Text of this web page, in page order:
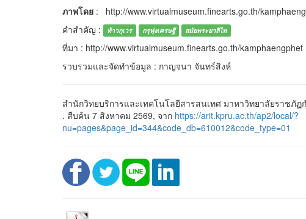
ภาพโดย : http://www.virtualmuseum.finearts.go.th/
คำสำคัญ :
ท้าวกุเวร กรุทุ่งเศรษฐี สมัยพระยาลิไท
ที่มา : http://www.virtualmuseum.finearts.go.th/kamphaengphet
รวบรวมและจัดทำข้อมูล : กาญจนา จันทร์สิงห์
สำนักวิทยบริการและเทคโนโลยีสารสนเทศ มาหาวิทยาลัยราชภัฏ
. สืบค้น 7 สิงหาคม 2569, จาก https://arit.kpru.ac.th/ap2/local/?
nu=pages&page_id=344&code_db=610012&code_type=01